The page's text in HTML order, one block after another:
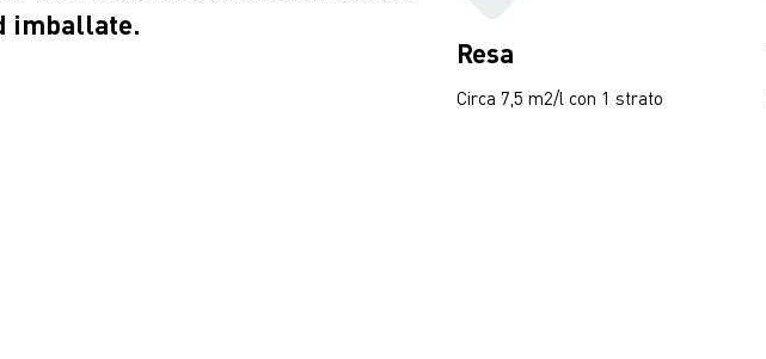
imballate.
Resa
Circa 7,5 m2/l con 1 strato